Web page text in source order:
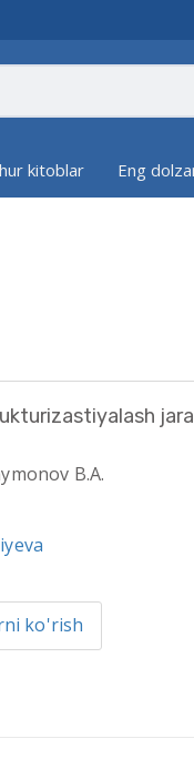
kitoblar Eng
B.A.
ko'rish